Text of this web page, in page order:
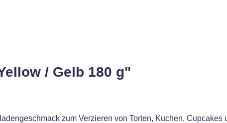
/ Gelb 180 g"
zum Verzieren von Torten, Kuchen,